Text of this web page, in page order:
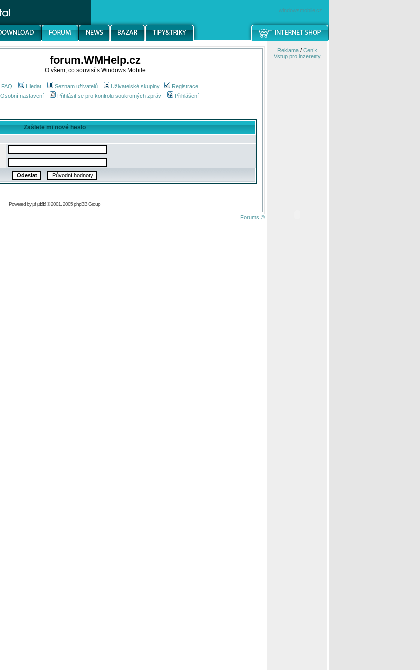
windowsmobile.cz
forum.WMHelp.cz
O všem, co souvisí s Windows Mobile
FAQ Hledat Seznam uživatelů Uživatelské skupiny
Registrace
Osobní nastavení
Přihlásit se pro kontrolu soukromých zpráv Přihlášení
Zašlete mi nové heslo
Powered byphpBB© 2001, 2005 phpBB Group
Forums ©
Reklama/ Ceník
Vstup pro inzerenty